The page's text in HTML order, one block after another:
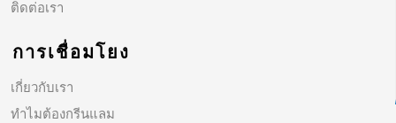
ติดต่อเรา
การเชื่อมโยง
เกี่ยวกับเรา
ทำไมต้องกรีนแลม